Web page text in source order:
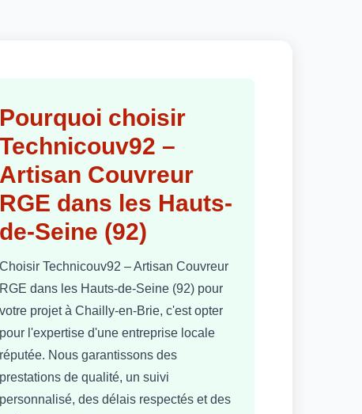
Pourquoi choisir
Technicouv92 –
Artisan Couvreur
RGE dans les Hauts-
de-Seine (92)
Choisir Technicouv92 – Artisan Couvreur
RGE dans les Hauts-de-Seine (92) pour
votre projet à Chailly-en-Brie, c'est opter
pour l'expertise d'une entreprise locale
réputée. Nous garantissons des
prestations de qualité, un suivi
personnalisé, des délais respectés et des